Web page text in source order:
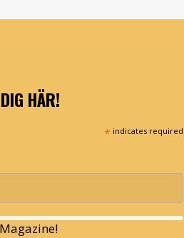
HÄR!
* indicates required